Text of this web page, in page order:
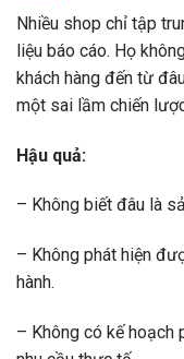
Nhiều shop chỉ tập
liệu báo cáo. Họ
khách hàng đến từ
một sai lầm chiến
Hậu quả:
– Không biết đâu là
– Không phát hiện
hành.
– Không có kế hoạch